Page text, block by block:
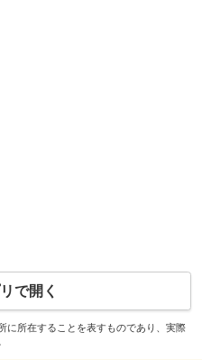
で開く
所在することを表すものであり、実際